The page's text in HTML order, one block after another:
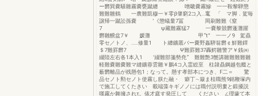
ー欝巽嚢騒雛霧嚢甕蹴纏 噌畿嚢霧鰺 一一鞍黎騨懲
難難雛鶴 一農難凱穆一￥零β肇窮2コ入…竃 「 マ脚．駕毎
譲帰一蹴訟孫嚢 ’《懲蟻量7冨 岡刷難難《窒
7 ψ藏難霧猛7 一嚢黎競欝蓬灘躍
欝雛醗盆7￥ 媛灘 甲“t” 一一ノ9 駕贔
零セ／トノ、……修量1 ト纏鑛叢バー嚢野姦騨翁欝￠鮮難鐸
＄7難罫欝7 Ψ難罫難37轟鰐雛警ア￥銭㈱
綴陸左右各1本入1 ’綴難部箋勢尭“ 難難艶3蟹講雛難難難雛
軽難嚢雛嚢難マ縫鑛蓉雲雛￥鵬4コ入霊総至 柱隷贔鋼越包艦と
薮欝離品が残懸包1；なって。懸す孝部本につき、F二＝ 驚
品セノト勲セノト使霧し朕た融・ 癖丁∼簸ま桂職熊9銘鞭塚内
で施工してくたきい 載端藻キギノノには職付説明婁と鍛擾説
嘆霧か舞擁されτ。俵才庭す発圧して ください ∠理壕て本